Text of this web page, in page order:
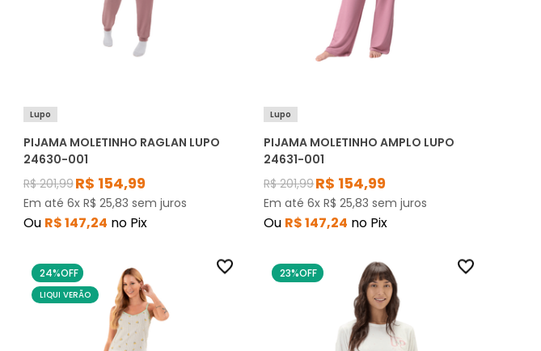
Lupo
PIJAMA MOLETINHO RAGLAN LUPO
24630-001
R$ 201,99R$ 154,99
Em até 6x R$ 25,83 sem juros
Ou R$147,24 no Pix
Lupo
PIJAMA MOLETINHO AMPLO LUPO
24631-001
R$ 201,99R$ 154,99
Em até6xR$ 25,83 sem juros
Ou R$147,24 no Pix
24%OFF
LIQUI VERÃO
23%OFF